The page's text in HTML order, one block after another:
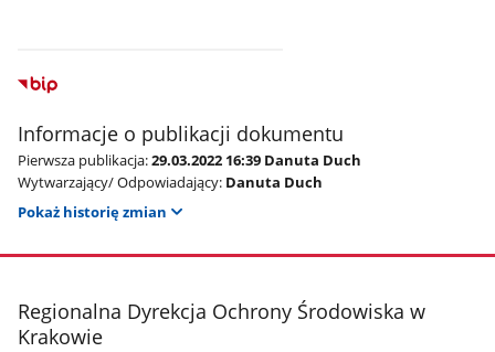
Informacje o publikacji dokumentu
Pierwsza publikacja:29.03.2022 16:39 Danuta Duch
Wytwarzający/ Odpowiadający: Danuta Duch
Pokaż historię zmian
stopka
Regionalna Dyrekcja Ochrony Środowiska w
Krakowie